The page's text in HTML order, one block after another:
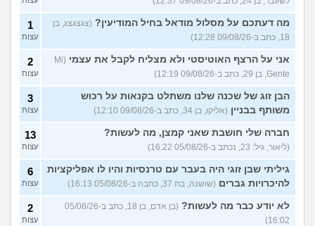
מה דעתכם על מסלול מודאל בחיל המודיעין? (צגצגצג, בן
18, כתב ב-09/08/26 12:28)
1
עצות
אני על הרצף האוטיסטי ולא מצליח לקבל את עצמי
(Mi
Gente, בן 29, כתב ב-09/08/26 12:19)
2
עצות
הבן זוג של שכנה שלנו משתלט בקנאות על רכוש
משותף בבניין (אליקו, בן 34, כתב ב-09/08/26 12:10)
3
עצות
חברה שלי חושבת שאני קמצן, מה לעשות?
(ליאור, גיל: 23, נכתב ב-05/08/26 16:22)
13
עצות
גיליתי שבן זוגי היה בעבר עם טרנסיות והיו לו אפליקציות
להיכרויות גברים (שושנה, בת 37, כתבה ב-05/08/26 16:13)
6
עצות
לא יודע כבר מה לעשות?
(בן אדם, בן 18, כתב ב-05/08/26
16:02)
2
עצות